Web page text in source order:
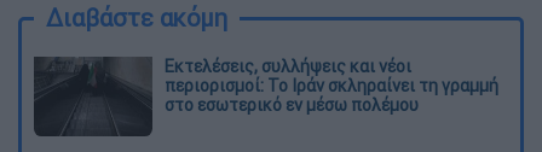
Διαβάστε ακόμη
Εκτελέσεις, συλλήψεις και νέοι
περιορισμοί: Το Ιράν σκληραίνει τη γραμμή
στο εσωτερικό εν μέσω πολέμου